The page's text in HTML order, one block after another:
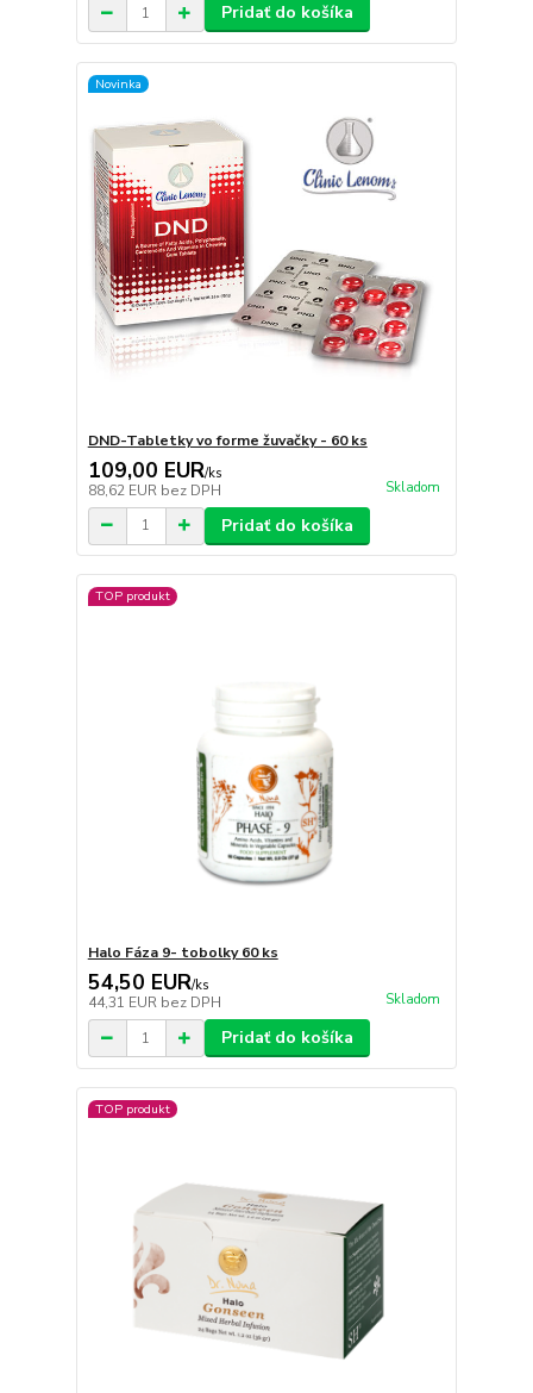
Pridať do košíka
Novinka
DND-Tabletky vo forme žuvačky - 60 ks
109,00 EUR/ks
88,62 EUR bez DPH Skladom
Pridať do košíka
TOP produkt
Halo Fáza 9- tobolky 60 ks
54,50 EUR/ks
44,31 EUR bez DPH Skladom
Pridať do košíka
TOP produkt